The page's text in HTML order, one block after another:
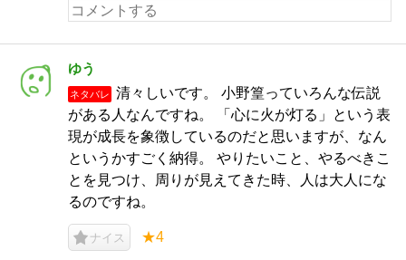
ゆう
ネタバレ
清々しいです。 小野篁っていろんな伝説
がある人なんですね。 「心に火が灯る」という表
現が成長を象徴しているのだと思いますが、なん
というかすごく納得。 やりたいこと、やるべきこ
とを見つけ、周りが見えてきた時、人は大人にな
るのですね。
ナイス ★4